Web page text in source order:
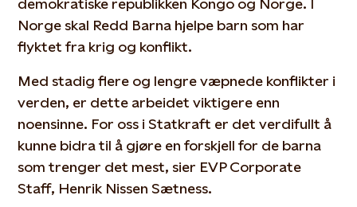
demokratiske republikken Kongo og Norge. I
Norge skal Redd Barna hjelpe barn som har
flyktet fra krig og konflikt.
Med stadig flere og lengre væpnede konflikter i
verden, er dette arbeidet viktigere enn
noensinne. For oss i Statkraft er det verdifullt å
kunne bidra til å gjøre en forskjell for de barna
som trenger det mest, sier EVP Corporate
Staff, Henrik Nissen Sætness.